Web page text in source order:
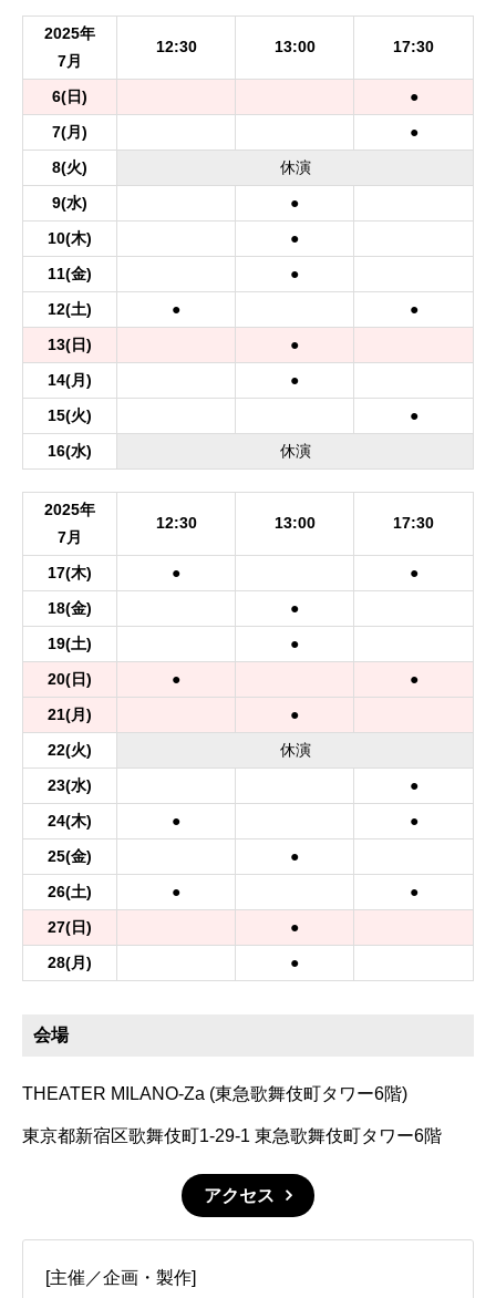
2025年
7月
12:30 13:00 17:30
6(日)
●
7(月)
●
8(火) 休演
9(水)
●
10(木)
●
11(金)
●
12(土) ●
●
13(日)
●
14(月)
●
15(火)
●
16(水) 休演
2025年
7月
12:30 13:00 17:30
17(木) ●
●
18(金)
●
19(土)
●
20(日) ●
●
21(月)
●
22(火) 休演
23(水)
●
24(木) ●
●
25(金)
●
26(土) ●
●
27(日)
●
28(月) ●
会場
THEATER MILANO-Za (東急歌舞伎町タワー6階)
東京都新宿区歌舞伎町1-29-1 東急歌舞伎町タワー6階
アクセス
[主催／企画・製作]